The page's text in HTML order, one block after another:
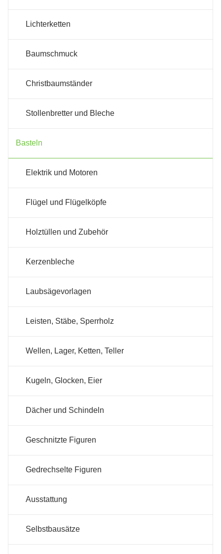
Lichterketten
Baumschmuck
Christbaumständer
Stollenbretter und Bleche
Basteln
Elektrik und Motoren
Flügel und Flügelköpfe
Holztüllen und Zubehör
Kerzenbleche
Laubsägevorlagen
Leisten, Stäbe, Sperrholz
Wellen, Lager, Ketten, Teller
Kugeln, Glocken, Eier
Dächer und Schindeln
Geschnitzte Figuren
Gedrechselte Figuren
Ausstattung
Selbstbausätze